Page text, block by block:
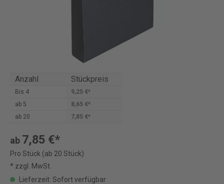
Anzahl Stückpreis
Bis 4
9,25 €*
ab 5
8,65 €*
ab 20 7,85 €*
ab 7,85 €*
Pro Stück (ab 20 Stück)
* zzgl. MwSt.
Lieferzeit: Sofort verfügbar